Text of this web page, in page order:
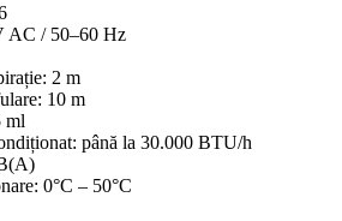
AC / 50–60 Hz
2 m
10 m
ml
până la 30.000 BTU/h
0°C – 50°C